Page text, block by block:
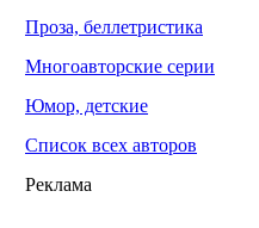
Проза, беллетристика
Многоавторские серии
Юмор, детские
Список всех авторов
Реклама